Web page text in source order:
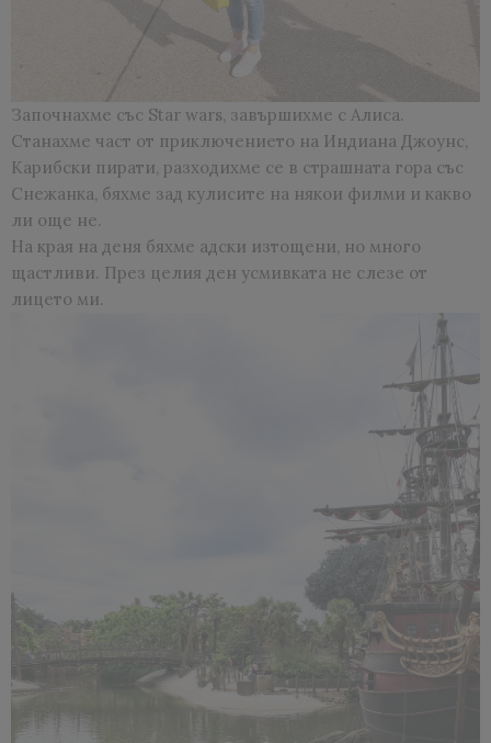
Започнахме със Star wars, завършихме с Алиса.
Станахме част от приключението на Индиана Джоунс,
Карибски пирати, разходихме се в страшната гора със
Снежанка, бяхме зад кулисите на някои филми и какво
ли още не.
На края на деня бяхме адски изтощени, но много
щастливи. През целия ден усмивката не слезе от
лицето ми.